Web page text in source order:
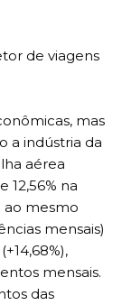
de viagens
mas
a indústria da
aérea
na
ao mesmo
mensais)
mensais.
das